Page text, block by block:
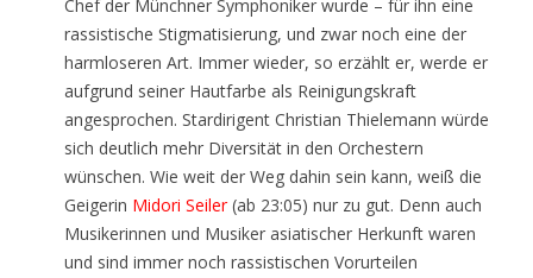
Chef der Münchner Symphoniker wurde – für ihn eine
rassistische Stigmatisierung, und zwar noch eine der
harmloseren Art. Immer wieder, so erzählt er, werde er
aufgrund seiner Hautfarbe als Reinigungskraft
angesprochen. Stardirigent Christian Thielemann würde
sich deutlich mehr Diversität in den Orchestern
wünschen. Wie weit der Weg dahin sein kann, weiß die
Geigerin Midori Seiler(ab 23:05) nur zu gut. Denn auch
Musikerinnen und Musiker asiatischer Herkunft waren
und sind immer noch rassistischen Vorurteilen